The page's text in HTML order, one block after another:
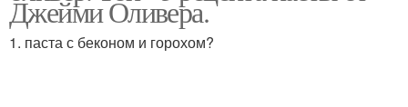
Джейми Оливера.
1. паста с беконом и горохом?